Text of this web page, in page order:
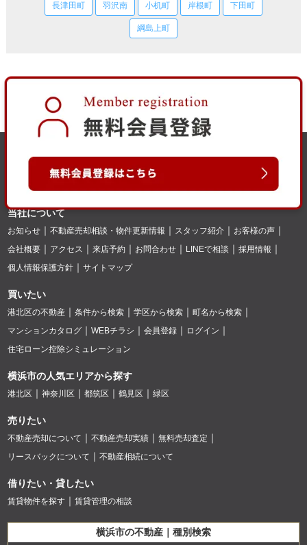
長津田町 羽沢南 小机町 岸根町 下田町
綱島上町
当社について
お知らせ 不動産売却相談・物件更新情報 スタッフ紹介
お客様の声
会社概要
アクセス 来店予約 お問合わせ LINEで相談
採用情報
個人情報保護方針
サイトマップ
買いたい
港北区の不動産 条件から検索 学区から検索
町名から検索
マンションカタログ
WEBチラシ 会員登録
ログイン
住宅ローン控除シミュレーション
横浜市の人気エリアから探す
港北区 神奈川区 都筑区 鶴見区 緑区
売りたい
不動産売却について 不動産売却実績
無料売却査定
リースバックについて
不動産相続について
借りたい・貸したい
賃貸物件を探す 賃貸管理の相談
横浜市の不動産｜種別検索